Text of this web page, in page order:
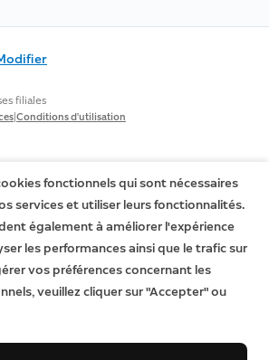
filiales
|Conditions d'utilisation
fonctionnels qui sont nécessaires
services et utiliser leurs fonctionnalités.
également à améliorer l'expérience
les performances ainsi que le trafic sur
vos préférences concernant les
veuillez cliquer sur "Accepter" ou